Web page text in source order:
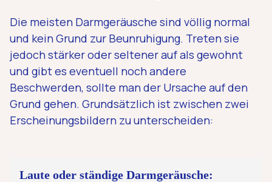
Die meisten Darmgeräusche sind völlig normal
und kein Grund zur Beunruhigung. Treten sie
jedoch stärker oder seltener auf als gewohnt
und gibt es eventuell noch andere
Beschwerden, sollte man der Ursache auf den
Grund gehen. Grundsätzlich ist zwischen zwei
Erscheinungsbildern zu unterscheiden:
Laute oder ständige Darmgeräusche: